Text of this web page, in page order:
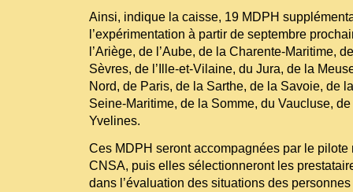
Ainsi, indique la caisse, 19 MDPH
l’expérimentation à partir de septembre
l’Ariège, de l’Aube, de la Charente-Maritime,
Sèvres, de l’Ille-et-Vilaine, du Jura, de la
Nord, de Paris, de la Sarthe, de la Savoie, de
Seine-Maritime, de la Somme, du Vaucluse, de
Yvelines.
Ces MDPH seront accompagnées par le pilote
CNSA, puis elles sélectionneront les
dans l’évaluation des situations des